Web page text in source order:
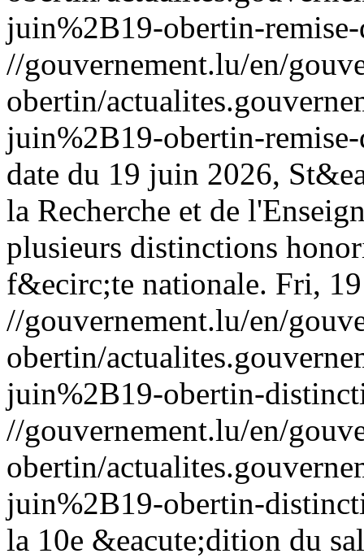
juin%2B19-obertin-
//gouvernement.lu/en/
obertin/
juin%2B19-obertin-
date du 19 juin 2026,
la Recherche et de
plusieurs distinctions
f&ecirc;te nationale. Fri,
//gouvernement.lu/en/
obertin/
juin%2B19-obertin-
//gouvernement.lu/en/
obertin/
juin%2B19-obertin-
la 10e &eacute;dition du